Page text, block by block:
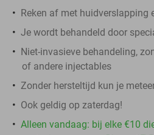
Reken af met huidverslapping
Je wordt behandeld door
Niet-invasieve behandeling,
of andere injectables
Zonder hersteltijd kun je
Ook geldig op zaterdag!
Alleen vandaag: bij elke €10